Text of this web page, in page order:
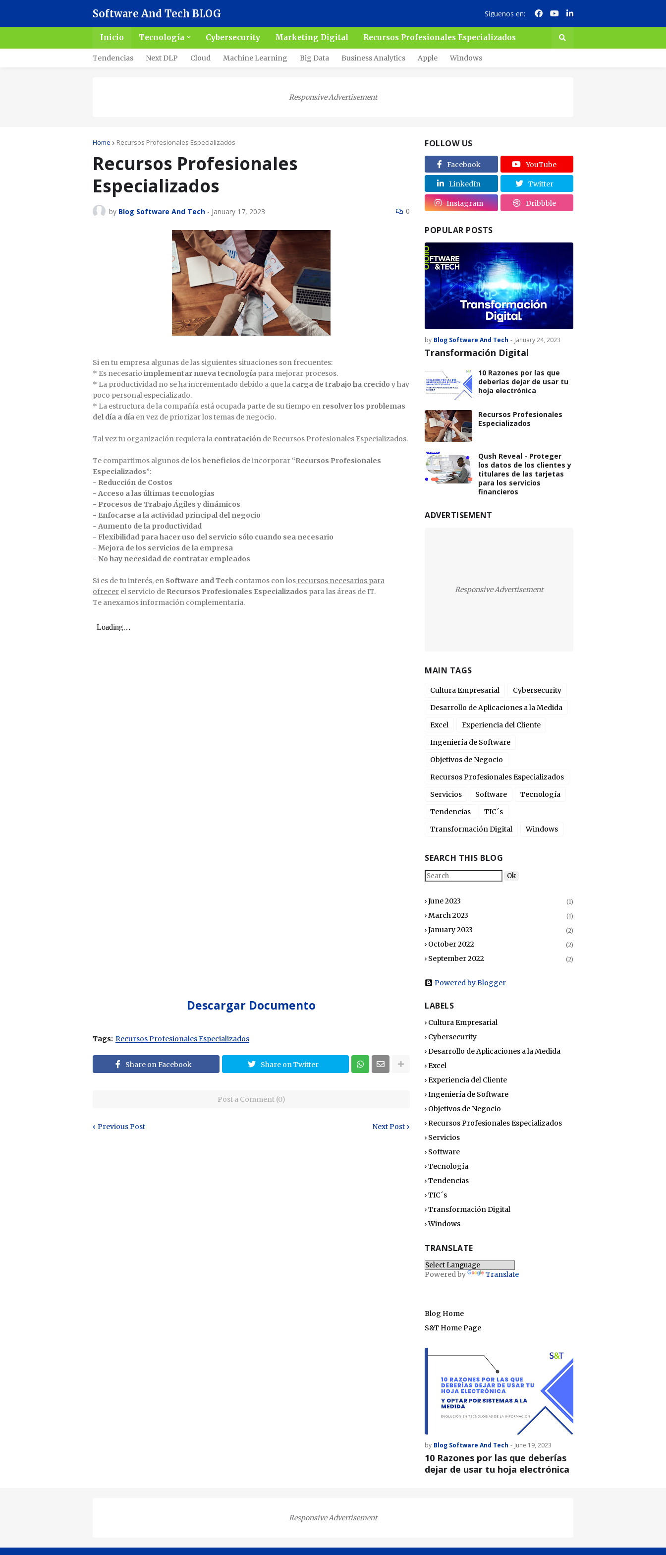
Software And Tech BLOG Síguenos en:
Inicio Tecnología Cybersecurity Marketing Digital Recursos Profesionales Especializados
Tendencias Next DLP Cloud Machine Learning Big Data Business Analytics Apple Windows
Responsive Advertisement
Home Recursos Profesionales Especializados
Recursos Profesionales
Especializados
by Blog Software And Tech - January 17, 2023 0
Si en tu empresa algunas de las siguientes situaciones son frecuentes:
* Es necesario implementar nueva tecnología para mejorar procesos.
* La productividad no se ha incrementado debido a que la carga de trabajo ha crecido y hay
poco personal especializado.
* La estructura de la compañía está ocupada parte de su tiempo en resolver los problemas
del día a día en vez de priorizar los temas de negocio.
Tal vez tu organización requiera la contratación de Recursos Profesionales Especializados.
Te compartimos algunos de losbeneficios de incorporar “Recursos Profesionales
Especializados”:
- Reducción de Costos
- Acceso a las últimas tecnologías
- Procesos de Trabajo Ágiles y dinámicos
- Enfocarse a la actividad principal del negocio
- Aumento de la productividad
- Flexibilidad para hacer uso del servicio sólo cuando sea necesario
- Mejora de los servicios de la empresa
- No hay necesidad de contratar empleados
Si es de tu interés, en Software and Tech contamos con los recursos necesarios para
ofrecer el servicio de Recursos Profesionales Especializados para las áreas de IT.
Te anexamos información complementaria.
Descargar Documento
Tags: Recursos Profesionales Especializados
Share on Facebook Share on Twitter
Post a Comment (0)
Previous Post Next Post
FOLLOW US
Facebook YouTube
LinkedIn Twitter
Instagram Dribbble
POPULAR POSTS
by Blog Software And Tech - January 24, 2023
Transformación Digital
10 Razones por las que
deberías dejar de usar tu
hoja electrónica
Recursos Profesionales
Especializados
Qush Reveal - Proteger
los datos de los clientes y
titulares de las tarjetas
para los servicios
financieros
ADVERTISEMENT
Responsive Advertisement
MAIN TAGS
Cultura Empresarial
Cybersecurity
Desarrollo de Aplicaciones a la Medida
Excel
Experiencia del Cliente
Ingeniería de Software
Objetivos de Negocio
Recursos Profesionales Especializados
Servicios
Software
Tecnología
Tendencias
TIC´s
Transformación Digital
Windows
SEARCH THIS BLOG
June 2023 (1)
March 2023 (1)
January 2023 (2)
October 2022 (2)
September 2022 (2)
Powered by Blogger
LABELS
Cultura Empresarial
Cybersecurity
Desarrollo de Aplicaciones a la Medida
Excel
Experiencia del Cliente
Ingeniería de Software
Objetivos de Negocio
Recursos Profesionales Especializados
Servicios
Software
Tecnología
Tendencias
TIC´s
Transformación Digital
Windows
TRANSLATE
Powered by Translate
Blog Home
S&T Home Page
by Blog Software And Tech - June 19, 2023
10 Razones por las que deberías
dejar de usar tu hoja electrónica
Responsive Advertisement